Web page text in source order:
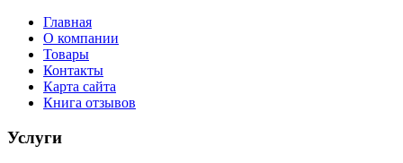
Главная
О компании
Товары
Контакты
Карта сайта
Книга отзывов
Услуги